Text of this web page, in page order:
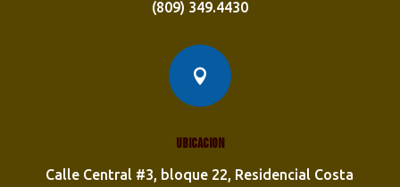
(809) 349.4430

Ubicacion
Calle Central #3, bloque 22, Residencial Costa